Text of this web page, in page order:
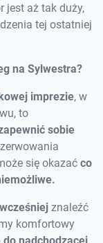
jest aż tak duży,
tej ostatniej
na Sylwestra?
imprezie, w
to
sobie
się okazać co
znaleźć
komfortowy
nadchodzącej